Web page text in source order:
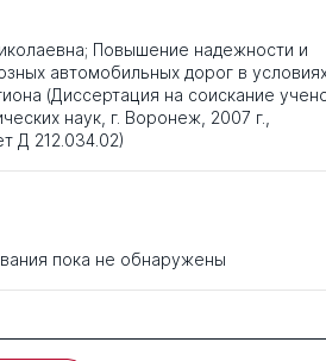
Повышение надежности и
автомобильных дорог в
(Диссертация на соискание
наук, г. Воронеж, 2007 г.,
Д 212.034.02)
пока не обнаружены